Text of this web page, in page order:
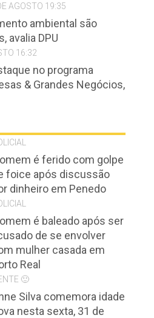
AGOSTO 19:35
ambiental são
avalia DPU
16:32
no programa
& Grandes Negócios,
é ferido com golpe
foice após discussão
dinheiro em Penedo
é baleado após ser
de se envolver
mulher casada em
Real
🙂
Silva comemora idade
nesta sexta, 31 de